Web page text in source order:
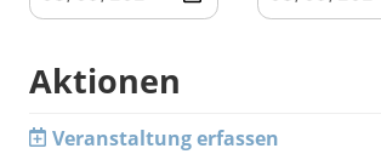
Aktionen
Veranstaltung erfassen